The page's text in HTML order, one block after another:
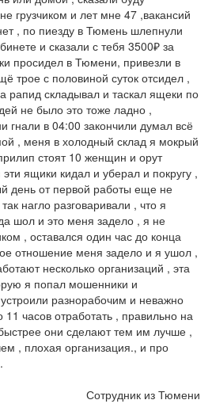
грузчиком и лет мне 47 ,вакансий
, по пиезду в Тюмень шлепнули
и сказали с тебя 3500₽ за
просидел в Тюмени, привезли в
трое с половиной суток отсидел ,
рапид складывал и таскал ящеки по
не было это тоже ладно ,
гнали в 04:00 закончили думал всё
, меня в холодный склад я мокрый
стоят 10 женщин и орут
ящики кидал и уберал и покругу ,
день от первой работы еще не
нагло разговаривали , что я
шол и это меня задело , я не
, оставался один час до конца
отношение меня задело и я ушол ,
несколько организаций , эта
я попал мошенники и
разнорабочим и неважно
11 часов отработать , правильно на
они сделают тем им лучше ,
, плохая организация., и про
Сотрудник из Тюмени